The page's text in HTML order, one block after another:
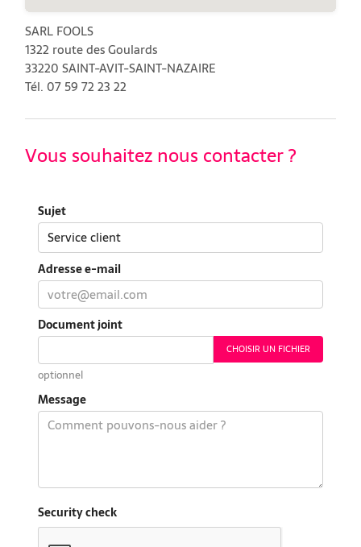
SARL FOOLS
1322 route des Goulards
33220 SAINT-AVIT-SAINT-NAZAIRE
Tél. 07 59 72 23 22
Vous souhaitez nous contacter ?
Sujet
Adresse e-mail
Document joint
CHOISIR UN FICHIER
optionnel
Message
Security check